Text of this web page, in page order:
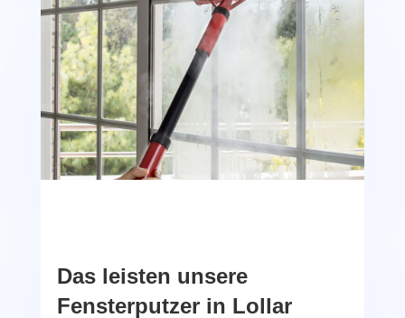
Das leisten unsere
Fensterputzer in Lollar